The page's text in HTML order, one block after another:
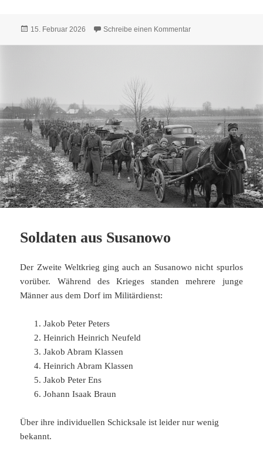
Veröffentlicht
15. Februar 2026 Schreibe einen Kommentarzu Alle Texte und
Soldaten aus Susanowo
Der Zweite Weltkrieg ging auch an Susanowo nicht spurlos
vorüber. Während des Krieges standen mehrere junge
Männer aus dem Dorf im Militärdienst:
Jakob Peter Peters
Heinrich Heinrich Neufeld
Jakob Abram Klassen
Heinrich Abram Klassen
Jakob Peter Ens
Johann Isaak Braun
Über ihre individuellen Schicksale ist leider nur wenig
bekannt.